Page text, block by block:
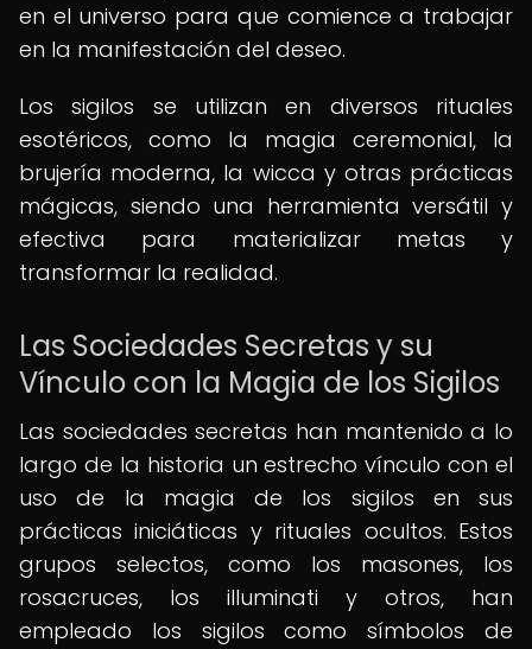
en el universo para que comience a trabajar
en la manifestación del deseo.
Los sigilos se utilizan en diversos rituales
esotéricos, como la magia ceremonial, la
brujería moderna, la wicca y otras prácticas
mágicas, siendo una herramienta versátil y
efectiva para materializar metas y
transformar la realidad.
Las Sociedades Secretas y su
Vínculo con la Magia de los Sigilos
Las sociedades secretas han mantenido a lo
largo de la historia un estrecho vínculo con el
uso de la magia de los sigilos en sus
prácticas iniciáticas y rituales ocultos. Estos
grupos selectos, como los masones, los
rosacruces, los illuminati y otros, han
empleado los sigilos como símbolos de